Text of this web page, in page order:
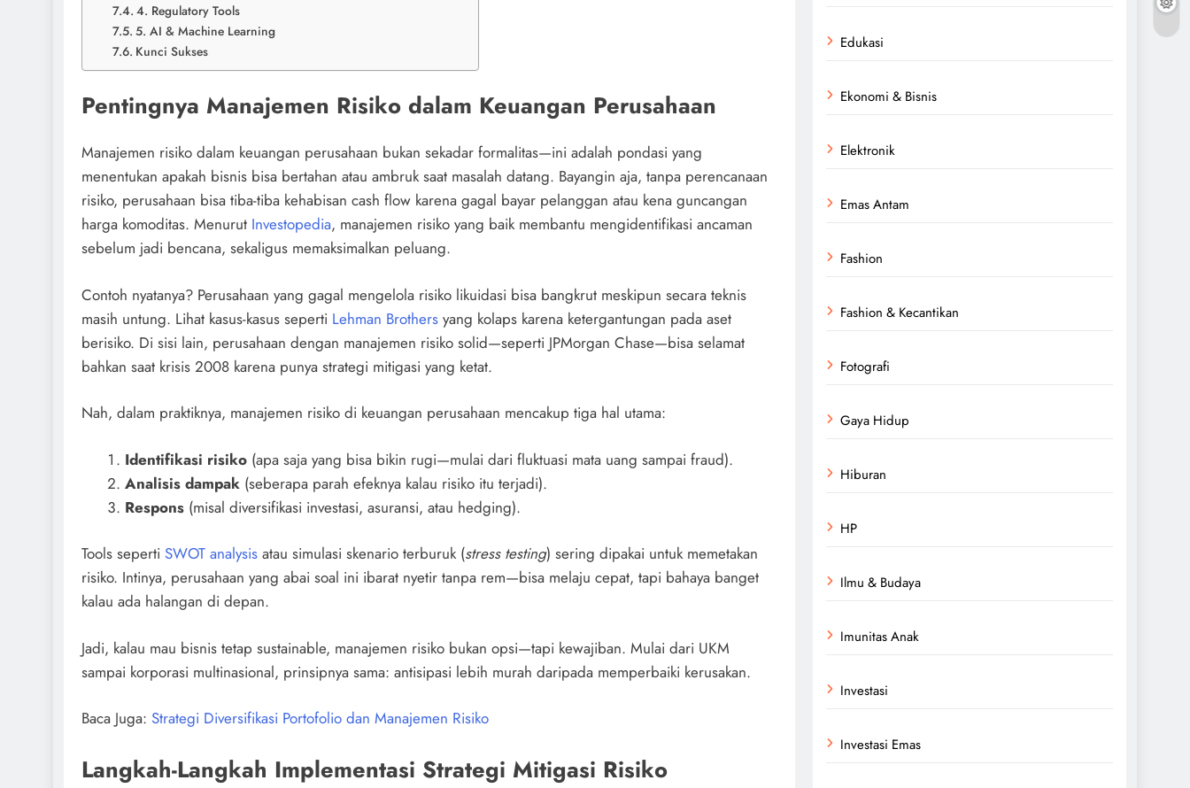
4. Regulatory Tools
5. AI & Machine Learning
Kunci Sukses
Pentingnya Manajemen Risiko dalam Keuangan Perusahaan
Manajemen risiko dalam keuangan perusahaan bukan sekadar formalitas—ini adalah pondasi yang
menentukan apakah bisnis bisa bertahan atau ambruk saat masalah datang. Bayangin aja, tanpa perencanaan
risiko, perusahaan bisa tiba-tiba kehabisan cash flow karena gagal bayar pelanggan atau kena guncangan
harga komoditas. Menurut Investopedia, manajemen risiko yang baik membantu mengidentifikasi ancaman
sebelum jadi bencana, sekaligus memaksimalkan peluang.
Contoh nyatanya? Perusahaan yang gagal mengelola risiko likuidasi bisa bangkrut meskipun secara teknis
masih untung. Lihat kasus-kasus seperti Lehman Brothers yang kolaps karena ketergantungan pada aset
berisiko. Di sisi lain, perusahaan dengan manajemen risiko solid—seperti JPMorgan Chase—bisa selamat
bahkan saat krisis 2008 karena punya strategi mitigasi yang ketat.
Nah, dalam praktiknya, manajemen risiko di keuangan perusahaan mencakup tiga hal utama:
Identifikasi risiko(apa saja yang bisa bikin rugi—mulai dari fluktuasi mata uang sampai fraud).
Analisis dampak(seberapa parah efeknya kalau risiko itu terjadi).
Respons(misal diversifikasi investasi, asuransi, atau hedging).
Tools seperti SWOT analysis atau simulasi skenario terburuk (stress testing) sering dipakai untuk memetakan
risiko. Intinya, perusahaan yang abai soal ini ibarat nyetir tanpa rem—bisa melaju cepat, tapi bahaya banget
kalau ada halangan di depan.
Jadi, kalau mau bisnis tetap sustainable, manajemen risiko bukan opsi—tapi kewajiban. Mulai dari UKM
sampai korporasi multinasional, prinsipnya sama: antisipasi lebih murah daripada memperbaiki kerusakan.
Baca Juga: Strategi Diversifikasi Portofolio dan Manajemen Risiko
Langkah-Langkah Implementasi Strategi Mitigasi Risiko
Edukasi
Ekonomi & Bisnis
Elektronik
Emas Antam
Fashion
Fashion & Kecantikan
Fotografi
Gaya Hidup
Hiburan
HP
Ilmu & Budaya
Imunitas Anak
Investasi
Investasi Emas